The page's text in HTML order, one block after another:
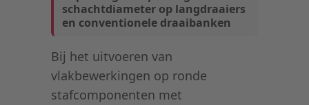
schachtdiameter op langdraaiers
en conventionele draaibanken
Bij het uitvoeren van
vlakbewerkingen op ronde
stafcomponenten met